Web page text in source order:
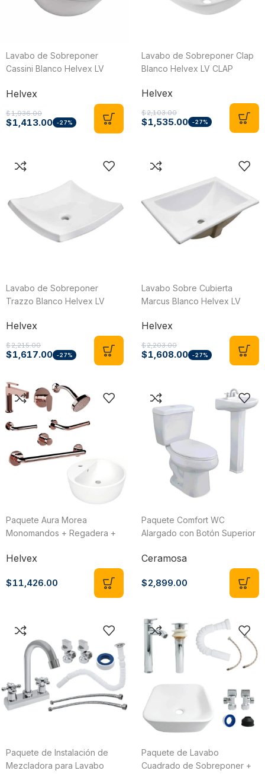
Lavabo de Sobreponer
Cassini Blanco Helvex LV
Helvex
$1,936.00
$1,413.00 -27%
Lavabo de Sobreponer Clap
Blanco Helvex LV CLAP
Helvex
$2,103.00
$1,535.00 -27%
Lavabo de Sobreponer
Trazzo Blanco Helvex LV
Helvex
$2,215.00
$1,617.00 -27%
Lavabo Sobre Cubierta
Marcus Blanco Helvex LV
Helvex
$2,203.00
$1,608.00 -27%
Paquete Aura Morea
Monomandos + Regadera +
AURA-MOREA1
Helvex
$11,426.00
Paquete Comfort WC
Alargado con Botón Superior
Blanco Ceramosa
Ceramosa
$2,899.00
Paquete de Instalación de
Mezcladora para Lavabo
Paquete de Lavabo
Cuadrado de Sobreponer +